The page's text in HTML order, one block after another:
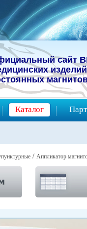
сайт
Каталог
/ Аппликатор